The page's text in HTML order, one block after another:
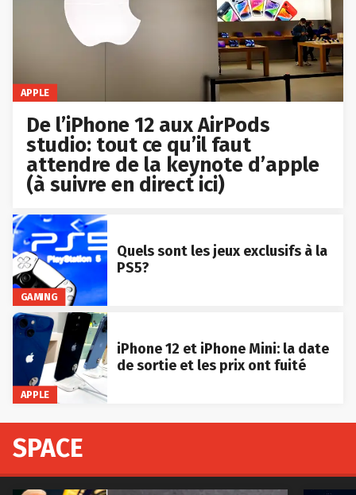
APPLE
De l’iPhone 12 aux AirPods
studio: tout ce qu’il faut
attendre de la keynote d’apple
(à suivre en direct ici)
GAMING
Quels sont les jeux exclusifs à la
PS5?
APPLE
iPhone 12 et iPhone Mini: la date
de sortie et les prix ont fuité
SPACE